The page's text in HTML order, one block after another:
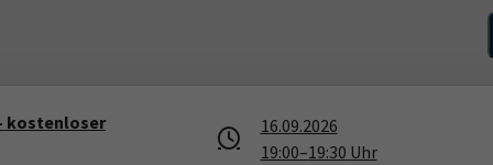
kostenloser
16.09.2026
19:00–19:30 Uhr